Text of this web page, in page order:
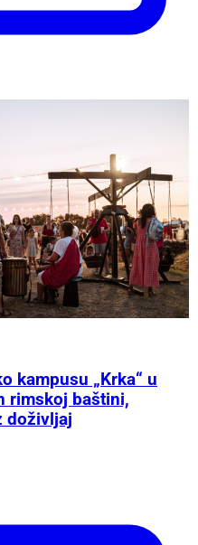
kampusu „Krka“ u
rimskoj baštini,
doživljaj